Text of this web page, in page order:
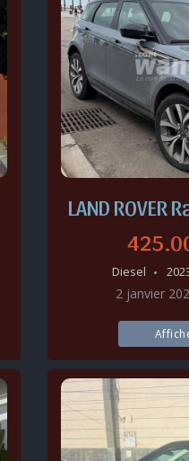
LAND ROVER
Diesel
2 janvier